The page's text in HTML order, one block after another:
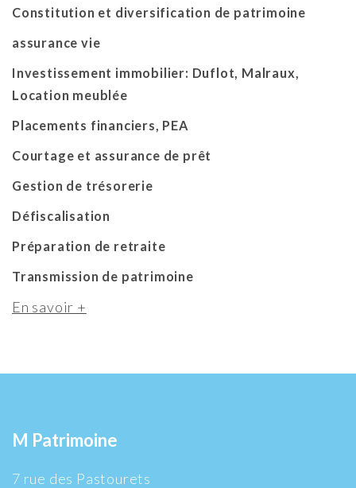
Constitution et diversification de patrimoine
assurance vie
Investissement immobilier: Duflot, Malraux,
Location meublée
Placements financiers, PEA
Courtage et assurance de prêt
Gestion de trésorerie
Défiscalisation
Préparation de retraite
Transmission de patrimoine
En savoir +
M Patrimoine
7 rue des Pastourets